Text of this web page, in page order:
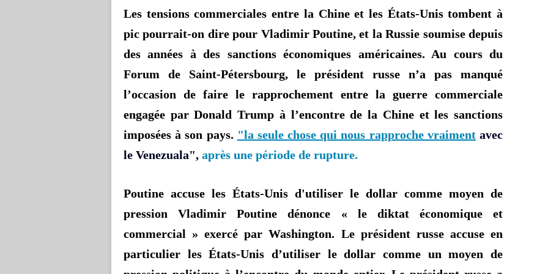
Les tensions commerciales entre la Chine et les États-Unis tombent à
pic pourrait-on dire pour Vladimir Poutine, et la Russie soumise depuis
des années à des sanctions économiques américaines. Au cours du
Forum de Saint-Pétersbourg, le président russe n’a pas manqué
l’occasion de faire le rapprochement entre la guerre commerciale
engagée par Donald Trump à l’encontre de la Chine et les sanctions
imposées à son pays. "la seule chose qui nous rapproche vraimentavec
le Venezuala", après une période de rupture.
Poutine accuse les États-Unis d'utiliser le dollar comme moyen de
pression
Vladimir Poutine dénonce « le diktat économique et
commercial » exercé par Washington. Le président russe accuse en
particulier les États-Unis d’utiliser le dollar comme un moyen de